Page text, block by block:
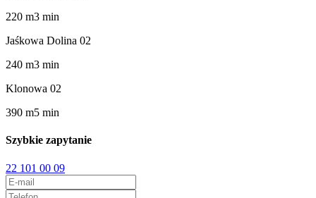
220 m3 min
Jaśkowa Dolina 02
240 m3 min
Klonowa 02
390 m5 min
Szybkie zapytanie
22 101 00 09